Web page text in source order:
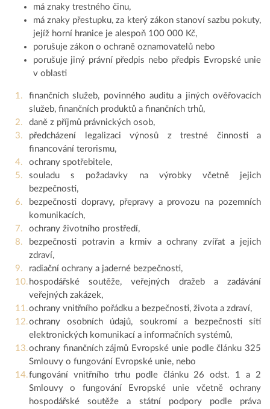
má znaky trestného činu,
má znaky přestupku, za který zákon stanoví sazbu pokuty,
jejíž horní hranice je alespoň 100 000 Kč,
porušuje zákon o ochraně oznamovatelů nebo
porušuje jiný právní předpis nebo předpis Evropské unie
v oblasti
finančních služeb, povinného auditu a jiných ověřovacích
služeb, finančních produktů a finančních trhů,
daně z příjmů právnických osob,
předcházení legalizaci výnosů z trestné činnosti a
financování terorismu,
ochrany spotřebitele,
souladu s požadavky na výrobky včetně jejich
bezpečnosti,
bezpečnosti dopravy, přepravy a provozu na pozemních
komunikacích,
ochrany životního prostředí,
bezpečnosti potravin a krmiv a ochrany zvířat a jejich
zdraví,
radiační ochrany a jaderné bezpečnosti,
hospodářské soutěže, veřejných dražeb a zadávání
veřejných zakázek,
ochrany vnitřního pořádku a bezpečnosti, života a zdraví,
ochrany osobních údajů, soukromí a bezpečnosti sítí
elektronických komunikací a informačních systémů,
ochrany finančních zájmů Evropské unie podle článku 325
Smlouvy o fungování Evropské unie, nebo
fungování vnitřního trhu podle článku 26 odst. 1 a 2
Smlouvy o fungování Evropské unie včetně ochrany
hospodářské soutěže a státní podpory podle práva